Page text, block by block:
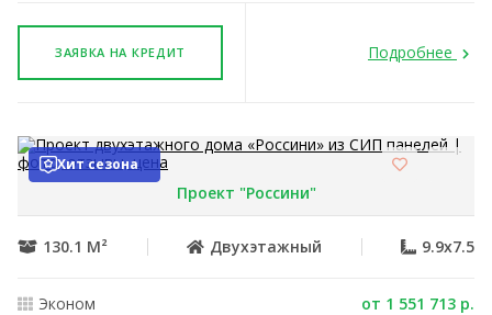
ЗАЯВКА НА КРЕДИТ Подробнее
Хит сезона
Проект "Россини"
130.1 М² Двухэтажный 9.9x7.5
Эконом
от 1 551 713 р.